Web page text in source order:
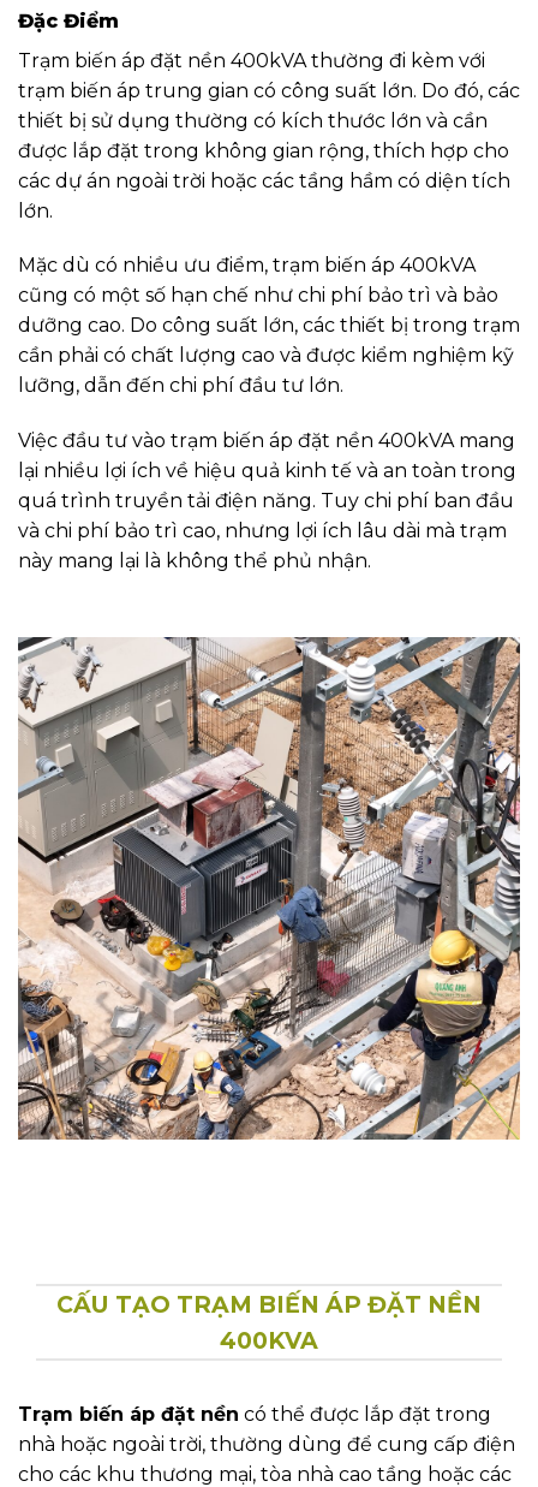
Đặc Điểm
Trạm biến áp đặt nền 400kVA thường đi kèm với
trạm biến áp trung gian có công suất lớn. Do đó, các
thiết bị sử dụng thường có kích thước lớn và cần
được lắp đặt trong không gian rộng, thích hợp cho
các dự án ngoài trời hoặc các tầng hầm có diện tích
lớn.
Mặc dù có nhiều ưu điểm, trạm biến áp 400kVA
cũng có một số hạn chế như chi phí bảo trì và bảo
dưỡng cao. Do công suất lớn, các thiết bị trong trạm
cần phải có chất lượng cao và được kiểm nghiệm kỹ
lưỡng, dẫn đến chi phí đầu tư lớn.
Việc đầu tư vào trạm biến áp đặt nền 400kVA mang
lại nhiều lợi ích về hiệu quả kinh tế và an toàn trong
quá trình truyền tải điện năng. Tuy chi phí ban đầu
và chi phí bảo trì cao, nhưng lợi ích lâu dài mà trạm
này mang lại là không thể phủ nhận.
CẤU TẠO TRẠM BIẾN ÁP ĐẶT NỀN
400KVA
Trạm biến áp đặt nền có thể được lắp đặt trong
nhà hoặc ngoài trời, thường dùng để cung cấp điện
cho các khu thương mại, tòa nhà cao tầng hoặc các